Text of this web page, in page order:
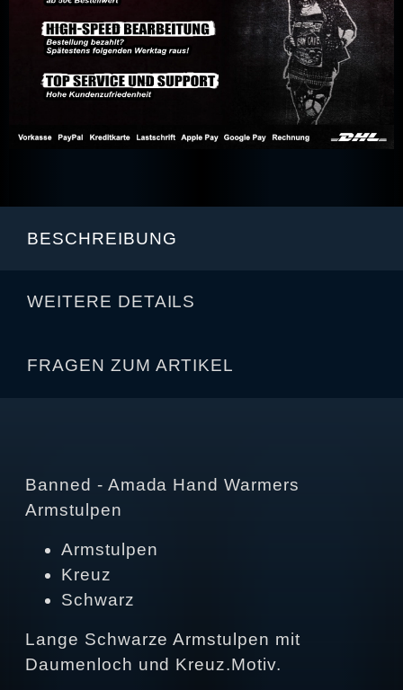
BESCHREIBUNG
WEITERE DETAILS
FRAGEN ZUM ARTIKEL
Banned - Amada Hand Warmers
Armstulpen
Armstulpen
Kreuz
Schwarz
Lange Schwarze Armstulpen mit
Daumenloch und Kreuz.Motiv.